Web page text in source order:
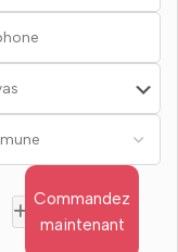
Commandez
maintenant